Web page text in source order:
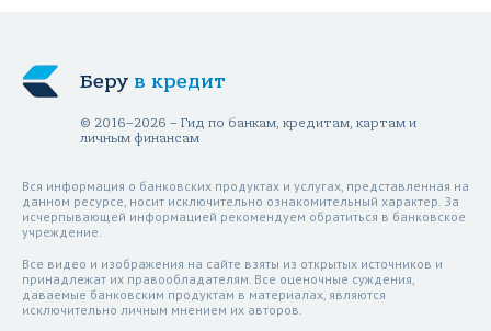
Беру в кредит
© 2016–2026 – Гид по банкам, кредитам, картам и
личным финансам
Вся информация о банковских продуктах и услугах, представленная на
данном ресурсе, носит исключительно ознакомительный характер. За
исчерпывающей информацией рекомендуем обратиться в банковское
учреждение.
Все видео и изображения на сайте взяты из открытых источников и
принадлежат их правообладателям. Все оценочные суждения,
даваемые банковским продуктам в материалах, являются
исключительно личным мнением их авторов.